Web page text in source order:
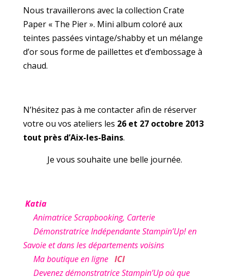
Nous travaillerons avec la collection Crate
Paper « The Pier ». Mini album coloré aux
teintes passées vintage/shabby et un mélange
d’or sous forme de paillettes et d’embossage à
chaud.
N’hésitez pas à me contacter afin de réserver
votre ou vos ateliers les 26 et 27 octobre 2013
tout près d’Aix-les-Bains.
Je vous souhaite une belle journée.
Katia
Animatrice Scrapbooking, Carterie
Démonstratrice Indépendante Stampin’Up! en
Savoie et dans les départements voisins
Ma boutique en ligne ICI
Devenez démonstratrice Stampin’Up où que